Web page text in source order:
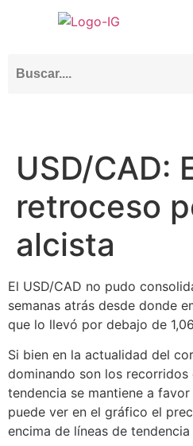
USD/CAD:
retroceso
alcista
El USD/CAD no pudo
semanas atrás desde donde
que lo llevó por debajo de
Si bien en la actualidad del
dominando son los recorridos
tendencia se mantiene a
puede ver en el gráfico el
encima de líneas de